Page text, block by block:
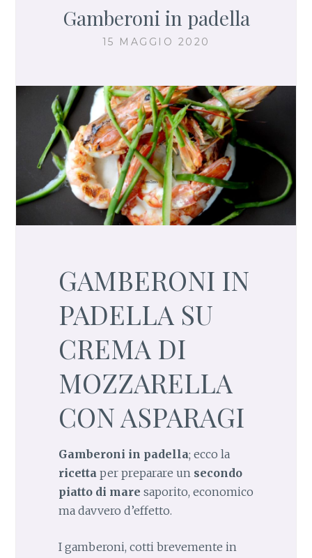
Gamberoni in padella
15 MAGGIO 2020
GAMBERONI IN
PADELLA SU
CREMA DI
MOZZARELLA
CON ASPARAGI
Gamberoni in padella; ecco la
ricetta per preparare un secondo
piatto di mare saporito, economico
ma davvero d’effetto.
I gamberoni, cotti brevemente in